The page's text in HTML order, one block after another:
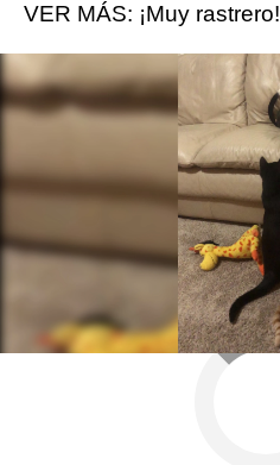
VER MÁS: ¡Muy rastrero!
Más sobre este tema: